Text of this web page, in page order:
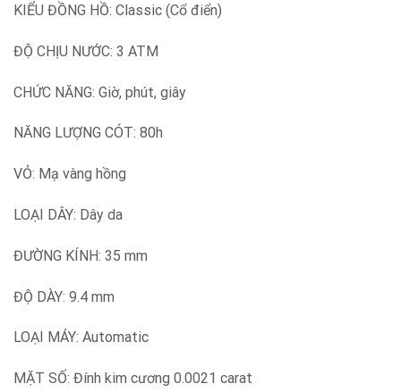
KIỂU ĐỒNG HỒ: Classic (Cổ điển)
ĐỘ CHỊU NƯỚC: 3 ATM
CHỨC NĂNG: Giờ, phút, giây
NĂNG LƯỢNG CÓT: 80h
VỎ: Mạ vàng hồng
LOẠI DÂY: Dây da
ĐƯỜNG KÍNH: 35 mm
ĐỘ DÀY: 9.4 mm
LOẠI MÁY: Automatic
MẶT SỐ: Đính kim cương 0.0021 carat